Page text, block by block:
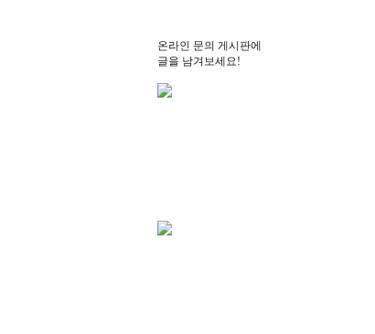
온라인 문의 게시판에
글을 남겨보세요!